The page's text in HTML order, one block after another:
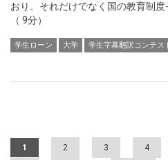
おり、それだけでなく国の教育制度
（ 9分）
学生ローン 大学 学生字幕翻訳コンテス
Pages
1 2 3 4